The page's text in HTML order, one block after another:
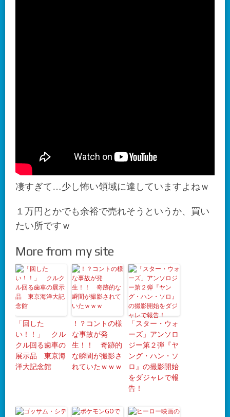
凄すぎて…少し怖い領域に達していますよねｗ
１万円とかでも余裕で売れそうというか、買い
たい所ですｗ
More from my site
「回した
い！！」 クル
クル回る歯車の
展示品 東京海
洋大記念館
！？コントの様
な事故が発
生！！ 奇跡的
な瞬間が撮影さ
れていたｗｗｗ
「スター・ウォ
ーズ」アンソロ
ジー第２弾『ヤ
ング・ハン・ソ
ロ』の撮影開始
をダジャレで報
告！